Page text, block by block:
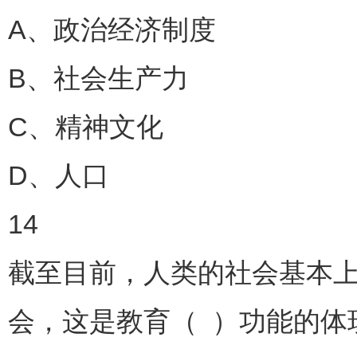
A、政治经济制度
B、社会生产力
C、精神文化
D、人口
14
截至目前，人类的社会基本
会，这是教育（ ）功能的体